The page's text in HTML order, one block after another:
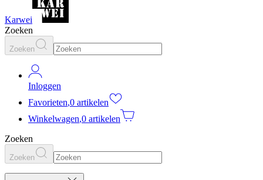
Karwei
Zoeken
Zoeken
Inloggen
Favorieten,0 artikelen
Winkelwagen,0 artikelen
Zoeken
Zoeken